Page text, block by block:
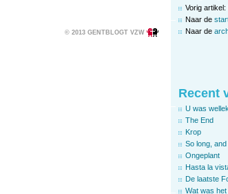
© 2013 GENTBLOGT VZW
Vorig artikel:
Naar de
Naar de
Recent
U was
The End
Krop
So long,
Ongeplant
Hasta la
De laatste
Wat was het